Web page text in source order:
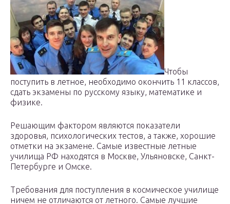
Чтобы
поступить в летное, необходимо окончить 11 классов,
сдать экзамены по русскому языку, математике и
физике.
Решающим фактором являются показатели
здоровья, психологических тестов, а также, хорошие
отметки на экзамене. Самые известные летные
училища РФ находятся в Москве, Ульяновске, Санкт-
Петербурге и Омске.
Требования для поступления в космическое училище
ничем не отличаются от летного. Самые лучшие